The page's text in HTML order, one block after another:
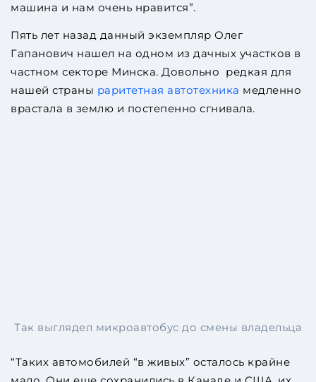
машина и нам очень нравится”.
Пять лет назад данный экземпляр Олег
Гапанович нашел на одном из дачных участков в
частном секторе Минска. Довольно редкая для
нашей страны раритетная автотехника медленно
врастала в землю и постепенно сгнивала.
Так выглядел микроавтобус до смены владельца
“Таких автомобилей “в живых” осталось крайне